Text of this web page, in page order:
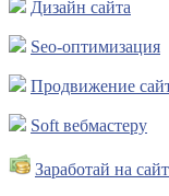
Дизайн сайта
Seo-оптимизация
Продвижение
Soft вебмастеру
Заработай на